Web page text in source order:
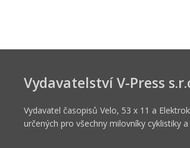
Vydavatelství V-Press
Vydavatel časopisů Velo, 53 x 11 a
určených pro všechny milovníky cyklistiky